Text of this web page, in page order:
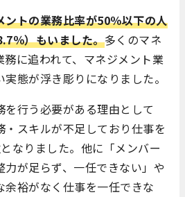
ントの業務比率が50％以下の人
％）もいました。多くのマネ
に追われて、マネジメント業
態が浮き彫りになりました。
行う必要がある理由として
スキルが不足しており仕事を
なりました。他に「メンバー
力が足らず、一任できない」や
余裕がなく仕事を一任できな